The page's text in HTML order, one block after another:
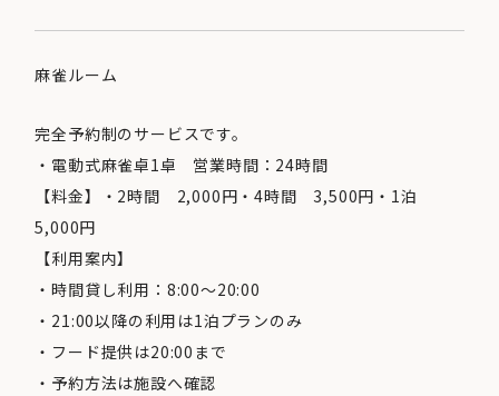
麻雀ルーム
完全予約制のサービスです。
・電動式麻雀卓1卓 営業時間：24時間
【料金】・2時間 2,000円・4時間 3,500円・1泊
5,000円
【利用案内】
・時間貸し利用：8:00～20:00
・21:00以降の利用は1泊プランのみ
・フード提供は20:00まで
・予約方法は施設へ確認